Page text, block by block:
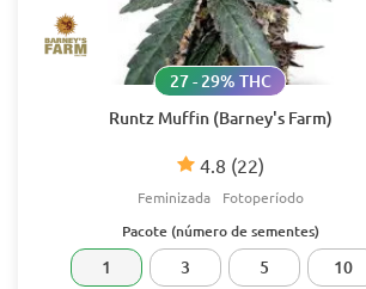
Runtz Muffin (Barney's Farm)
4.8 (22)
27 - 29% THC
Feminizada Fotoperíodo
Pacote (número de sementes)
1 3 5 10